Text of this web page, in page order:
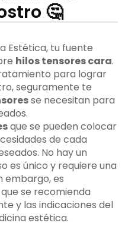
🤔
Estética, tu fuente
hilos tensores cara.
para lograr
seguramente te
se necesitan para
que se pueden colocar
de cada
No hay un
es único y requiere una
embargo, es
se recomienda
y las indicaciones del
estética.